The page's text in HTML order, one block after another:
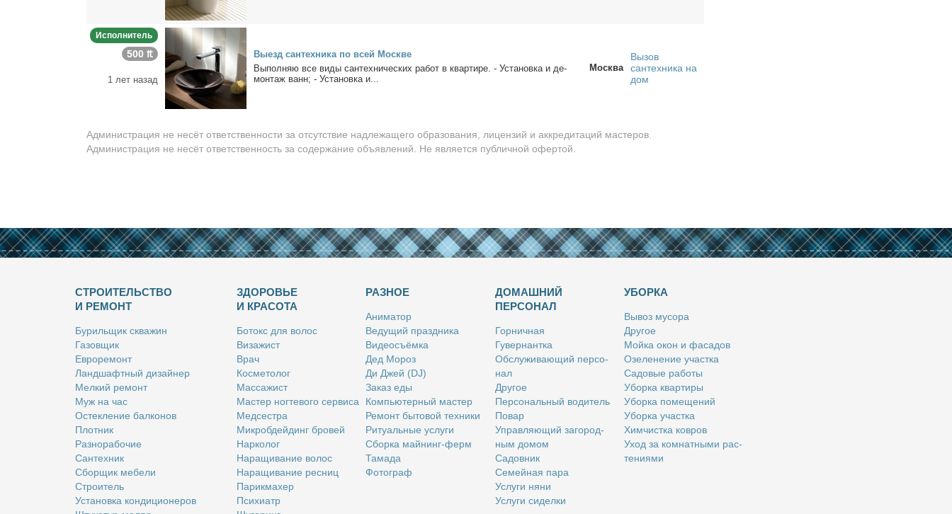
Исполнитель
500 ₶
1 лет назад
Вы­езд сан­тех­ни­ка по всей Москве
Вы­пол­няю все ви­ды сан­тех­ни­че­ских ра­бот в квар­ти­ре. - Уста­нов­ка и де­
мон­таж ванн; - Уста­нов­ка и...
Москва
Вызов
сантехника на
дом
Администрация не несёт ответственности за отсутствие надлежащего образования, лицензий и аккредитаций мастеров.
Администрация не несёт ответственность за содержание объявлений. Не является публичной офертой.
СТРОИТЕЛЬСТВО
И РЕМОНТ
Бу­риль­щик сква­жин
Га­зов­щик
Ев­ро­ре­монт
Ланд­шафт­ный ди­зай­нер
Мел­кий ре­монт
Муж на час
Остек­ле­ние бал­ко­нов
Плот­ник
Раз­но­ра­бо­чие
Сан­тех­ник
Сбор­щик ме­бе­ли
Стро­и­тель
Уста­нов­ка кон­ди­ци­о­не­ров
ЗДОРОВЬЕ
И КРАСОТА
Бо­токс для во­лос
Ви­за­жист
Врач
Кос­ме­то­лог
Мас­са­жист
Ма­стер ног­те­во­го сер­ви­са
Мед­сест­ра
Мик­роб­дей­динг бро­вей
Нар­ко­лог
На­ра­щи­ва­ние во­лос
На­ра­щи­ва­ние рес­ниц
Па­рик­махер
Пси­хи­атр
РАЗНОЕ
Ани­ма­тор
Ве­ду­щий празд­ни­ка
Ви­део­съём­ка
Дед Мо­роз
Ди Джей (DJ)
За­каз еды
Ком­пью­тер­ный ма­стер
Ре­монт бы­то­вой тех­ни­ки
Ри­ту­аль­ные услу­ги
Сбор­ка май­нинг-ферм
Та­ма­да
Фо­то­граф
ДОМАШНИЙ
ПЕРСОНАЛ
Гор­нич­ная
Гу­вер­нант­ка
Об­слу­жи­ва­ю­щий пер­со­
нал
Дру­гое
Пер­со­наль­ный во­ди­тель
По­вар
Управ­ля­ю­щий за­го­род­
ным до­мом
Са­дов­ник
Се­мей­ная па­ра
Услу­ги ня­ни
Услу­ги си­дел­ки
УБОРКА
Вы­воз му­со­ра
Дру­гое
Мой­ка окон и фа­са­дов
Озе­ле­не­ние участ­ка
Са­до­вые ра­бо­ты
Убор­ка квар­ти­ры
Убор­ка по­ме­ще­ний
Убор­ка участ­ка
Хим­чист­ка ков­ров
Уход за ком­нат­ны­ми рас­
те­ни­я­ми